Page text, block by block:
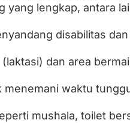
yang lengkap, antara
disabilitas dan
dan area
menemani waktu
mushala, toilet